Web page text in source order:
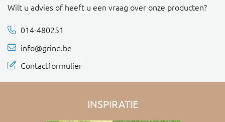
Wilt u advies of heeft u een vraag over onze producten?
014-480251
info@grind.be
Contactformulier
INSPIRATIE